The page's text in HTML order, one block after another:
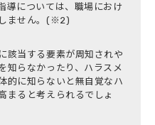
導については、職場におけ
ません。(※2)
該当する要素が周知されや
知らなかったり、ハラスメ
的に知らないと無自覚なハ
まると考えられるでしょ